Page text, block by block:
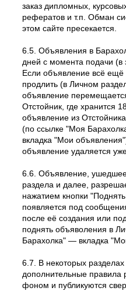
заказ дипломных,
рефератов и т.п. Обман
этом сайте пресекается.
6.5. Объявления в
дней с момента подачи (в
Если объявление всё ещё
продлить (в Личном
объявление
Отстойник, где хранится
объявление из
(по ссылке "Моя
вкладка "Мои
объявление удаляется
6.6. Объявление,
раздела и далее,
нажатием кнопки
появляется под
после её создания или
поднять объяволения в
Барахолка" — вкладка
6.7. В некоторых
дополнительные
фоном и публикуются